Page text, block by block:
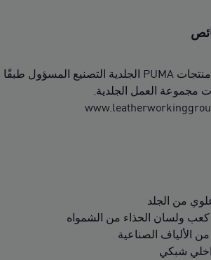
تدعم منتجات PUMA الجلدية التصنيع المسؤول طبقًا
مجموعة العمل الجلدية.
من الجلد
ولسان الحذاء من الشمواه
الألياف الصناعية
شبكي